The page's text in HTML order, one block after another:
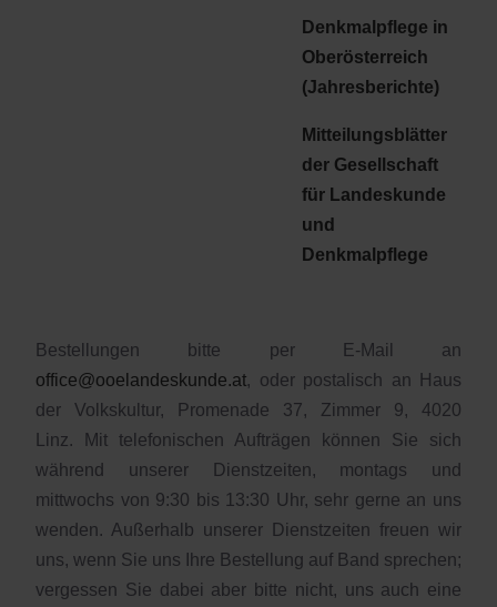
Denkmalpflege in
Oberösterreich
(Jahresberichte)
Mitteilungsblätter
der Gesellschaft
für Landeskunde
und
Denkmalpflege
Bestellungen bitte per E-Mail an
office@ooelandeskunde.at, oder postalisch an Haus
der Volkskultur, Promenade 37, Zimmer 9, 4020
Linz. Mit telefonischen Aufträgen können Sie sich
während unserer Dienstzeiten, montags und
mittwochs von 9:30 bis 13:30 Uhr, sehr gerne an uns
wenden. Außerhalb unserer Dienstzeiten freuen wir
uns, wenn Sie uns Ihre Bestellung auf Band sprechen;
vergessen Sie dabei aber bitte nicht, uns auch eine